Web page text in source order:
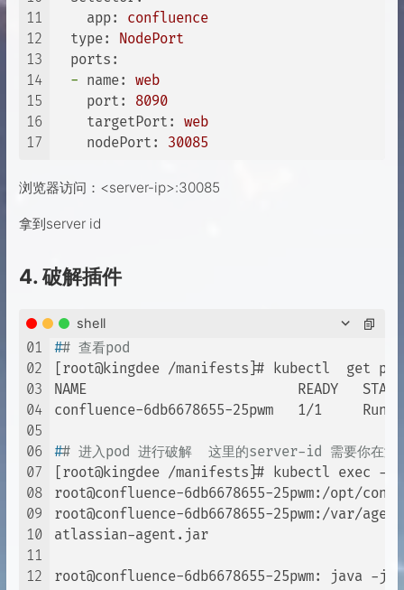
29
30
31
- name:
persistentVolumeClaim:
claimName:
11
12
13
14
15
16
17
app:
confluence
type:
NodePort
ports:
- name:
web
port:
8090
targetPort:
web
nodePort:
30085
浏览器访问：<server-ip>:30085
拿到server id
4. 破解插件
shell
01
02
03
04
05
06
07
08
09
10
11
12
## 查看pod
[root@kingdee /manifests]# kubectl  get
NAME                          READY   STATUS
## 进入pod 进行破解  这里的server-id 需要你在浏
[root@kingdee /manifests]# kubectl exec -it
root@confluence-6db6678655-25pwm:/opt/
root@confluence-6db6678655-25pwm:/var/
atlassian-agent.jar